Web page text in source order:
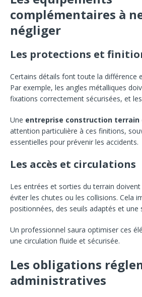
complémentaires à
négliger
Les protections et
Certains détails font toute la différence
Par exemple, les angles métalliques
fixations correctement sécurisées, et
Une entreprise construction terrain
attention particulière à ces finitions,
essentielles pour prévenir les accidents.
Les accès et circulations
Les entrées et sorties du terrain
éviter les chutes ou les collisions. Cela
positionnées, des seuils adaptés et une
Un professionnel saura optimiser ces
une circulation fluide et sécurisée.
Les obligations
administratives